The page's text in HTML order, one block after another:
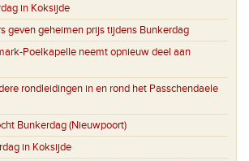
in Koksijde
geven geheimen prijs tijdens Bunkerdag
Poelkapelle neemt opnieuw deel aan
rondleidingen in en rond het Passchendaele
Bunkerdag (Nieuwpoort)
in Koksijde